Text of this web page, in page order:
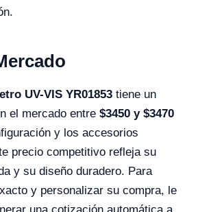
UV-VIS YR01853 tiene un
el mercado entre $3450 y $3470
y los accesorios
precio competitivo refleja su
y su diseño duradero. Para
y personalizar su compra, le